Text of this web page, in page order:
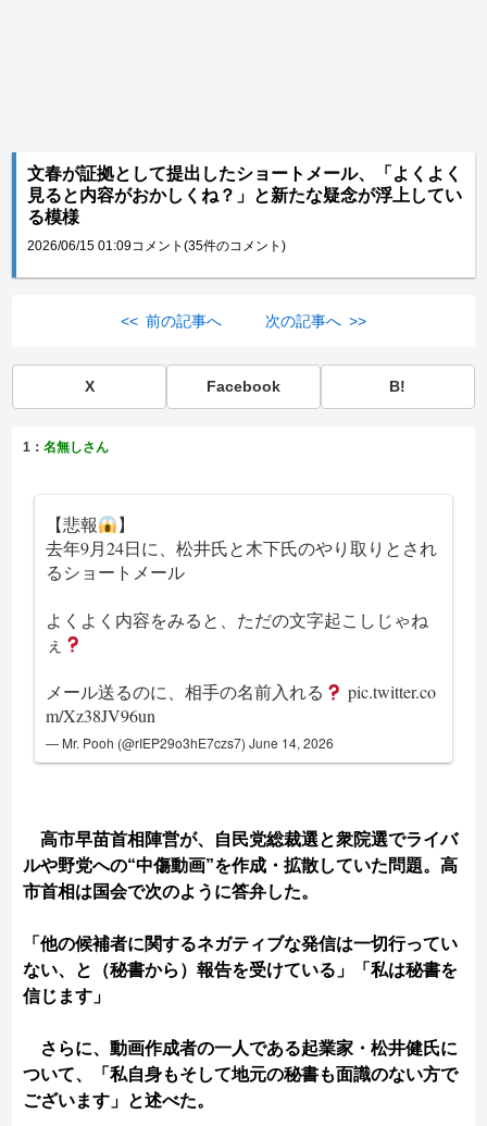
文春が証拠として提出したショートメール、「よくよく
見ると内容がおかしくね？」と新たな疑念が浮上してい
る模様
2026/06/15 01:09コメント(35件のコメント)
<< 前の記事へ 次の記事へ >>
X Facebook B!
1：名無しさん
【悲報
】
去年9月24日に、松井氏と木下氏のやり取りとされ
るショートメール
よくよく内容をみると、ただの文字起こしじゃね
ぇ
メール送るのに、相手の名前入れる
pic.twitter.co
m/Xz38JV96un
— Mr. Pooh (@rIEP29o3hE7czs7)June 14, 2026
高市早苗首相陣営が、自民党総裁選と衆院選でライバ
ルや野党への“中傷動画”を作成・拡散していた問題。高
市首相は国会で次のように答弁した。
「他の候補者に関するネガティブな発信は一切行ってい
ない、と（秘書から）報告を受けている」「私は秘書を
信じます」
さらに、動画作成者の一人である起業家・松井健氏に
ついて、「私自身もそして地元の秘書も面識のない方で
ございます」と述べた。